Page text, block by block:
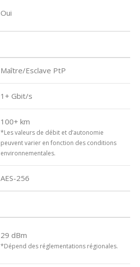
Oui
Maître/Esclave PtP
1+ Gbit/s
100+ km
*Les valeurs de débit et d’autonomie
peuvent varier en fonction des conditions
environnementales.
AES-256
29 dBm
*Dépend des réglementations régionales.